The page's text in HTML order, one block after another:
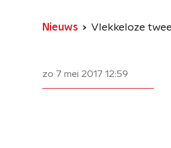
Nieuws Vlekkeloze
zo 7 mei 2017 12:59